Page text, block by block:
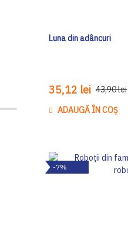
Luna din adâncuri
35,12 lei 43,90 lei
ADAUGĂ ÎN COȘ
-7%